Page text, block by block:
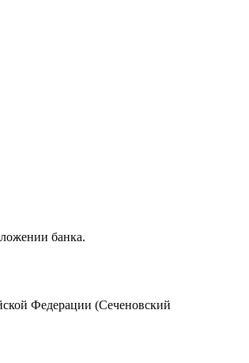
банка.
Федерации (Сеченовский